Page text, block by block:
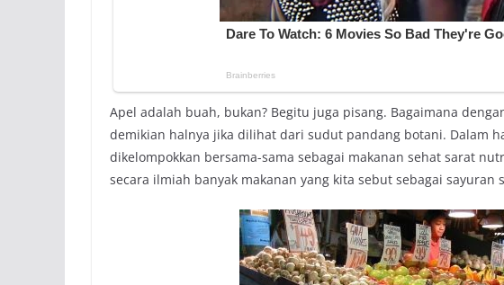
Apel adalah buah, bukan? Begitu juga pisang. Bagaimana
demikian halnya jika dilihat dari sudut pandang botani. Dalam
dikelompokkan bersama-sama sebagai makanan sehat sarat
secara ilmiah banyak makanan yang kita sebut sebagai sayuran